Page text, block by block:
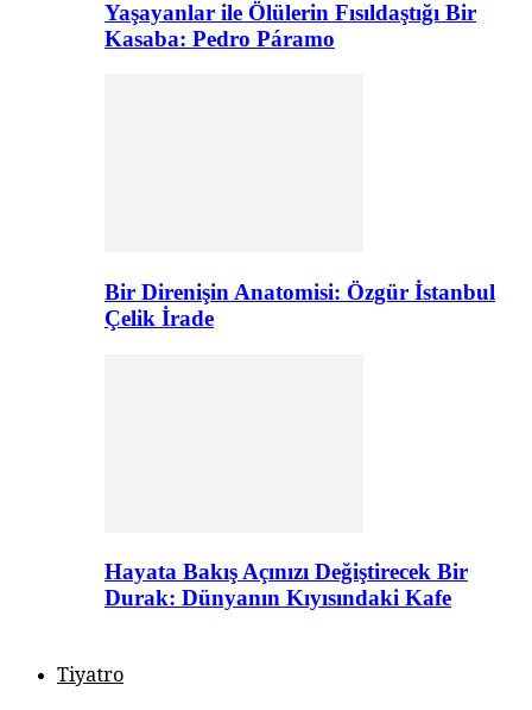
Yaşayanlar ile Ölülerin Fısıldaştığı Bir
Kasaba: Pedro Páramo
Bir Direnişin Anatomisi: Özgür İstanbul
Çelik İrade
Hayata Bakış Açınızı Değiştirecek Bir
Durak: Dünyanın Kıyısındaki Kafe
Tiyatro